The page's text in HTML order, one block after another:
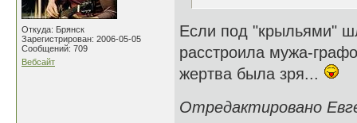
Откуда: Брянск
Зарегистрирован: 2006-05-05
Сообщений: 709
Вебсайт
Если под "крыльями"
расстроила мужа-
жертва была зря...
Отредактировано